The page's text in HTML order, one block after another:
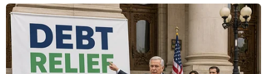
hành VAR là ông Hassan Karimov người
Tajikistan.
Trọng tài Abdulla Al-Marri không còn quá xa lạ
với bóng đá Việt Nam khi ông được chỉ định bắt